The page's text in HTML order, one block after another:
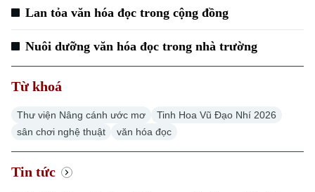
Thời sự
Hà Nội
Hà Nội
Nhịp sống Hà Nội
Thế giới
Lan tỏa văn hóa đọc trong cộng đồng
Nuôi dưỡng văn hóa đọc trong nhà trường
Từ khoá
Thư viện Nâng cánh ước mơ
Tinh Hoa Vũ Đạo Nhí 2026
sân chơi nghệ thuật
văn hóa đọc
Tin tức